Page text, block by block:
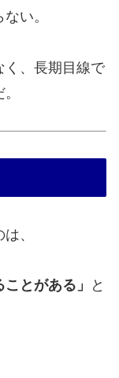
い。
く、長期目線で
、
とがある」
と